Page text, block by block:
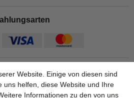
Website. Einige von diesen sind
uns helfen, diese Website und Ihre
Informationen zu den von uns